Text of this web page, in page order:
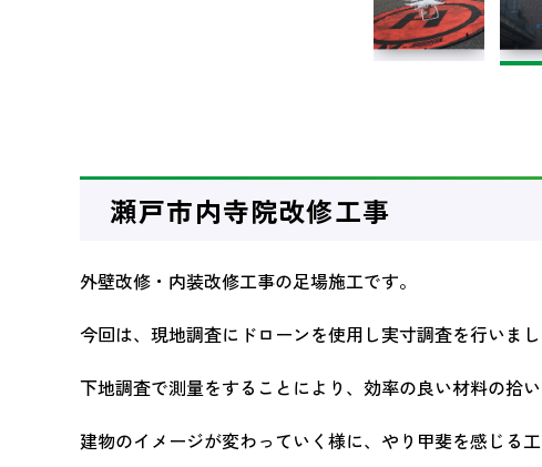
瀬戸市内寺院改修工事
外壁改修・内装改修工事の足場施工です。
今回は、現地調査にドローンを使用し実寸調査を行いまし
下地調査で測量をすることにより、効率の良い材料の拾
建物のイメージが変わっていく様に、やり甲斐を感じる工